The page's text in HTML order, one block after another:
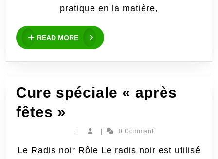
jours
pratique en la matière,
READ MORE
READ
MORE
Cure spéciale « après
fêtes »
spéciale
« après
| | 0 Comment
Le Radis noir Rôle Le radis noir est utilisé